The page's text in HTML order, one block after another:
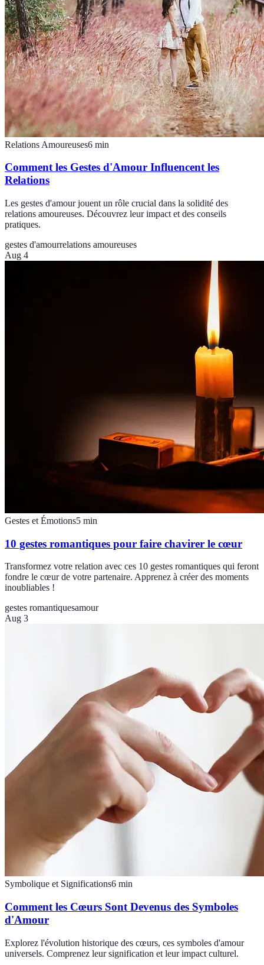
Relations Amoureuses6 min
Comment les Gestes d'Amour Influencent les
Relations
Les gestes d'amour jouent un rôle crucial dans la solidité des
relations amoureuses. Découvrez leur impact et des conseils
pratiques.
gestes d'amourrelations amoureuses
Aug 4
Gestes et Émotions5 min
10 gestes romantiques pour faire chavirer le cœur
Transformez votre relation avec ces 10 gestes romantiques qui feront
fondre le cœur de votre partenaire. Apprenez à créer des moments
inoubliables !
gestes romantiquesamour
Aug 3
Symbolique et Significations6 min
Comment les Cœurs Sont Devenus des Symboles
d'Amour
Explorez l'évolution historique des cœurs, ces symboles d'amour
universels. Comprenez leur signification et leur impact culturel.